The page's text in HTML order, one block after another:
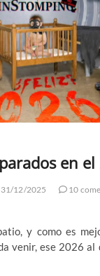
en
31/12/2025
10
y como es
venir, ese 2026 al